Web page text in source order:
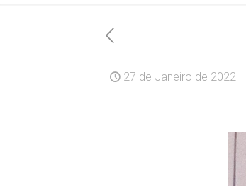
27 de Janeiro de 2022